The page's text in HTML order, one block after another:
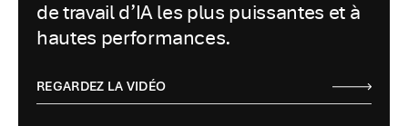
de travail d’IA les plus puissantes et à
hautes performances.
REGARDEZ LA VIDÉO